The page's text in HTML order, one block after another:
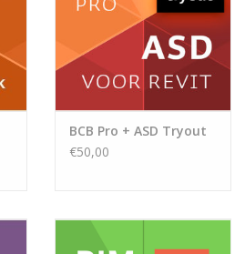
BCB Pro + ASD Tryout
€50,00